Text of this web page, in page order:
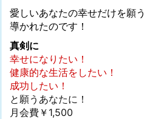
愛しいあなたの幸せだけを願
導かれたのです！
真剣に
幸せになりたい！
健康的な生活をしたい！
成功したい！
と願うあなたに！
月会費￥1,500